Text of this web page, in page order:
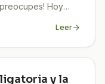
Hoy
Leer
y la